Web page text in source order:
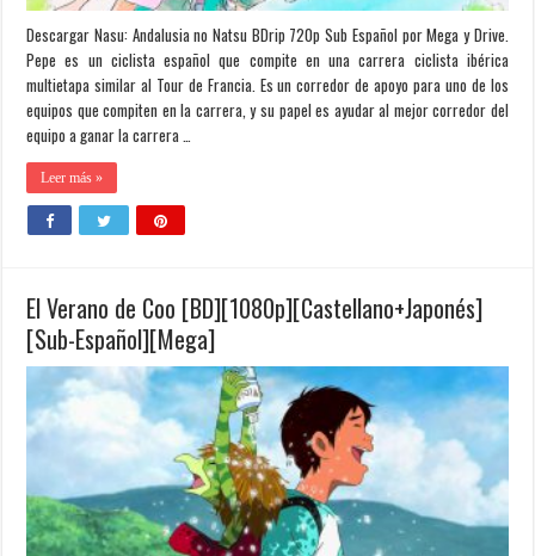
Descargar Nasu: Andalusia no Natsu BDrip 720p Sub Español por Mega y Drive.
Pepe es un ciclista español que compite en una carrera ciclista ibérica
multietapa similar al Tour de Francia. Es un corredor de apoyo para uno de los
equipos que compiten en la carrera, y su papel es ayudar al mejor corredor del
equipo a ganar la carrera …
Leer más »
El Verano de Coo [BD][1080p][Castellano+Japonés]
[Sub-Español][Mega]